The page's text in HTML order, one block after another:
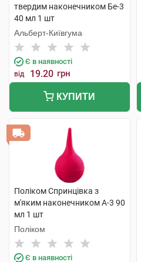
твердим наконечником Бе-3
40 мл 1 шт
Альберт-Київгума
Є в наявності
від 19.20 грн
КУПИТИ
Поліком Спринцівка з
м'яким наконечником А-3 90
мл 1 шт
Поліком
Є в наявності